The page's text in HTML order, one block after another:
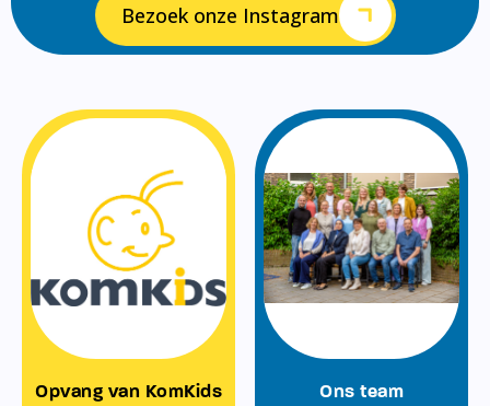
Bezoek onze Instagram
Opvang van KomKids Ons team